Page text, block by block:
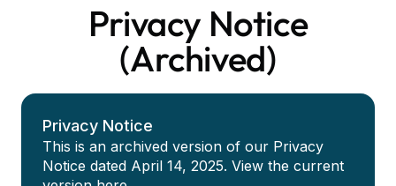
Privacy Notice
(Archived)
Privacy Notice
This is an archived version of our Privacy
Notice dated April 14, 2025. View the current